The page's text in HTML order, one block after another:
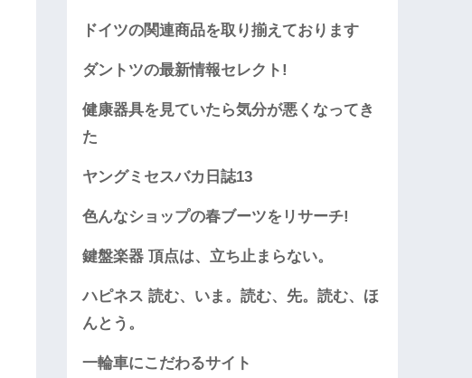
ドイツの関連商品を取り揃えております
ダントツの最新情報セレクト!
健康器具を見ていたら気分が悪くなってき
た
ヤングミセスバカ日誌13
色んなショップの春ブーツをリサーチ!
鍵盤楽器 頂点は、立ち止まらない。
ハピネス 読む、いま。読む、先。読む、ほ
んとう。
一輪車にこだわるサイト